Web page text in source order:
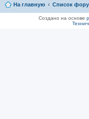
На главную Список
Создано на основе